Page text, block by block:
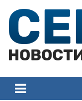
content
Севастополя